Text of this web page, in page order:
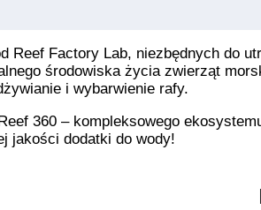
Reef Factory Lab, niezbędnych do
środowiska życia zwierząt
i wybarwienie rafy.
360 – kompleksowego
jakości dodatki do wody!